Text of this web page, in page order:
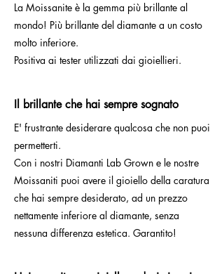
La Moissanite è la gemma più brillante al
mondo! Più brillante del diamante a un costo
molto inferiore.
Positiva ai tester utilizzati dai gioiellieri.
Il brillante che hai sempre sognato
E' frustrante desiderare qualcosa che non puoi
permetterti.
Con i nostri Diamanti Lab Grown e le nostre
Moissaniti puoi avere il gioiello della caratura
che hai sempre desiderato, ad un prezzo
nettamente inferiore al diamante, senza
nessuna differenza estetica. Garantito!